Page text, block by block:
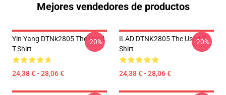
Mejores vendedores de productos
Yin Yang DTNk2805 The Used
T-Shirt
24,38 € - 28,06 €
-20%
ILAD DTNK2805 The Used T-
Shirt
24,38 € - 28,06 €
-20%